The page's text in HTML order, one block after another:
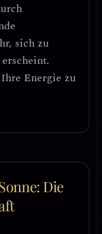
sich zu
Energie zu
Die